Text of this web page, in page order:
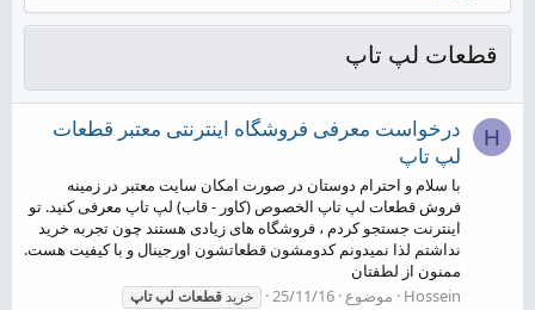
قطعات لپ تاپ
H
درخواست معرفی فروشگاه اینترنتی معتبر قطعات
لپ تاپ
با سلام و احترام دوستان در صورت امکان سایت معتبر در زمینه
فروش قطعات لپ تاپ الخصوص (کاور - قاب) لپ تاپ معرفی کنید. تو
اینترنت جستجو کردم ، فروشگاه های زیادی هستند چون تجربه خرید
نداشتم لذا نمیدونم کدومشون قطعاتشون اورجینال و با کیفیت هست.
ممنون از لطفتان
Hossein
موضوع 25/11/16 خریدقطعات لپتاپ